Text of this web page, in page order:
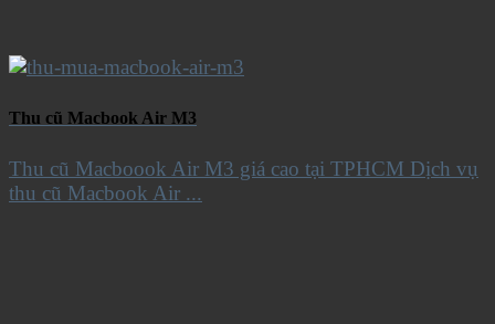
Thu cũ Macbook Air M3
Thu cũ Macboook Air M3 giá cao tại TPHCM Dịch vụ
thu cũ Macbook Air ...